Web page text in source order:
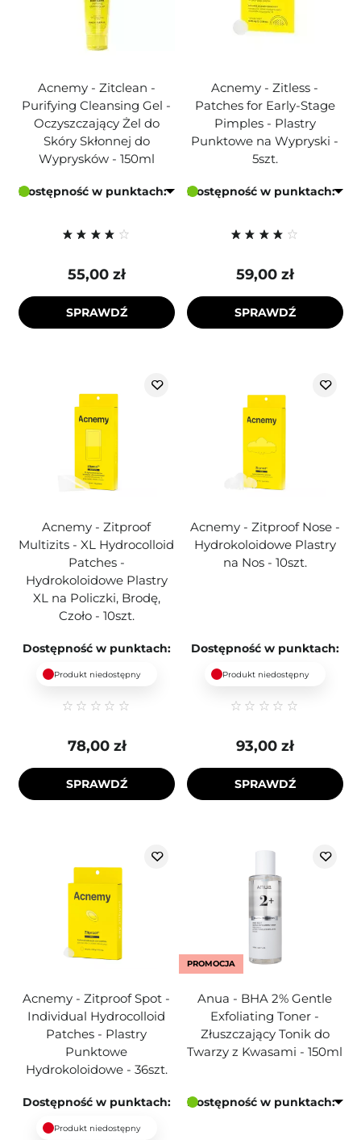
Acnemy - Zitclean -
Purifying Cleansing Gel -
Oczyszczający Żel do
Skóry Skłonnej do
Wyprysków - 150ml
Dostępność w punktach:
55,00 zł
SPRAWDŹ
Acnemy - Zitless -
Patches for Early-Stage
Pimples - Plastry
Punktowe na Wypryski -
5szt.
Dostępność w punktach:
59,00 zł
SPRAWDŹ
Acnemy - Zitproof
Multizits - XL Hydrocolloid
Patches -
Hydrokoloidowe Plastry
XL na Policzki, Brodę,
Czoło - 10szt.
Dostępność w punktach:
Produkt niedostępny
78,00 zł
SPRAWDŹ
Acnemy - Zitproof Nose -
Hydrokoloidowe Plastry
na Nos - 10szt.
Dostępność w punktach:
Produkt niedostępny
93,00 zł
SPRAWDŹ
Acnemy - Zitproof Spot -
Individual Hydrocolloid
Patches - Plastry
Punktowe
Hydrokoloidowe - 36szt.
Dostępność w punktach:
Produkt niedostępny
PROMOCJA
Anua - BHA 2% Gentle
Exfoliating Toner -
Złuszczający Tonik do
Twarzy z Kwasami - 150ml
Dostępność w punktach: